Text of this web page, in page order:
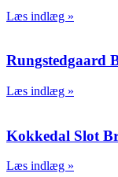
Læs indlæg »
Rungstedgaard
Læs indlæg »
Kokkedal Slot
Læs indlæg »